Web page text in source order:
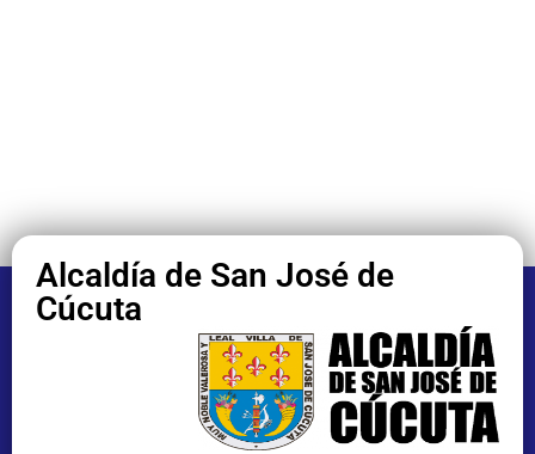
Alcaldía de San José de
Cúcuta